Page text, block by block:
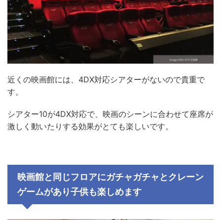
近くの映画館には、4DX対応シアターがないので貴重で
す。
シアター10が4DX対応で、映画のシーンに合わせて座席が
激しく動いたりする効果がとても楽しいです。
映画館と同じフロアにガチャガチャとクレーン
ゲームがあり子供も楽しめます